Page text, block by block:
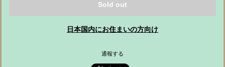
Sold out
日本国内にお住まいの方向け
通報する